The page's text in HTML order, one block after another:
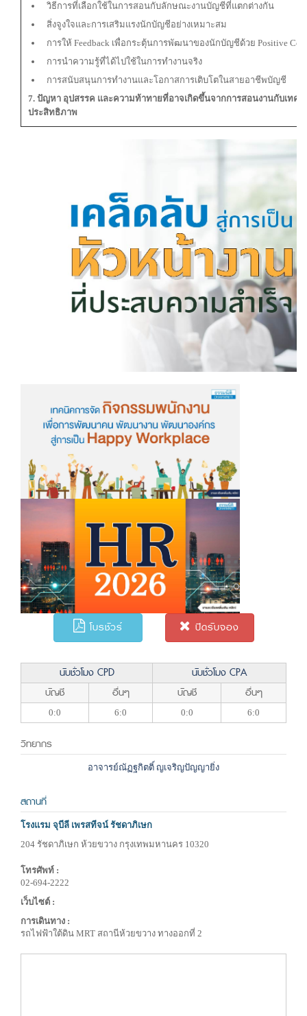
วิธีการที่เลือกใช้ในการสอนกับลักษณะงานบัญชีที่แตกต่างกัน
สิ่งจูงใจและการเสริมแรงนักบัญชีอย่างเหมาะสม
การให้ Feedback เพื่อกระตุ้นการพัฒนาของนักบัญชีด้วย Positive
การนำความรู้ที่ได้ไปใช้ในการทำงานจริง
การสนับสนุนการทำงานและโอกาสการเติบโตในสายอาชีพบัญชี
7. ปัญหา อุปสรรค และความท้าทายที่อาจเกิดขึ้นจากการสอนงานกับเทค
ประสิทธิภาพ
โบรชัวร์ ปิดรับจอง
นับชั่วโมง CPD
นับชั่วโมง CPA
บัญชี
อื่นๆ บัญชี อื่นๆ
0:0 6:0 0:0 6:0
วิทยากร
อาจารย์ณัฏฐกิตติ์ ญเจริญปัญญายิ่ง
สถานที่
โรงแรม จุบีลี เพรสทีจน์ รัชดาภิเษก
204 รัชดาภิเษก ห้วยขวาง กรุงเทพมหานคร 10320
โทรศัพท์ :
02-694-2222
เว็บไซต์ :
การเดินทาง :
รถไฟฟ้าใต้ดิน MRT สถานีห้วยขวาง ทางออกที่ 2